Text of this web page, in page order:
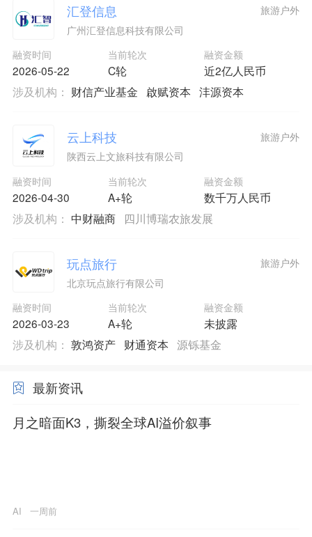
汇登信息
广州汇登信息科技有限公司
融资时间
2026-05-22
当前轮次
C轮
融资金额
近2亿人民币
旅游户外
涉及机构： 财信产业基金 啟赋资本 沣源资本
云上科技
陕西云上文旅科技有限公司
融资时间
2026-04-30
当前轮次
A+轮
融资金额
数千万人民币
旅游户外
涉及机构： 中财融商 四川博瑞农旅发展
玩点旅行
北京玩点旅行有限公司
融资时间
2026-03-23
当前轮次
A+轮
融资金额
未披露
旅游户外
涉及机构： 敦鸿资产 财通资本 源铄基金
最新资讯
月之暗面K3，撕裂全球AI溢价叙事
AI 一周前